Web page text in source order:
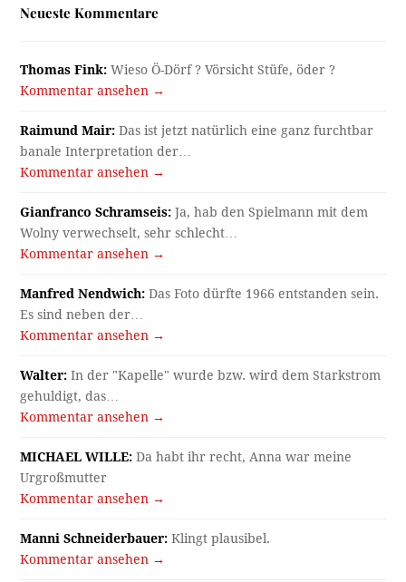
Neueste Kommentare
Thomas Fink: Wieso Ö-Dörf ? Vörsicht Stüfe, öder ?
Kommentar ansehen →
Raimund Mair: Das ist jetzt natürlich eine ganz furchtbar
banale Interpretation der…
Kommentar ansehen →
Gianfranco Schramseis: Ja, hab den Spielmann mit dem
Wolny verwechselt, sehr schlecht…
Kommentar ansehen →
Manfred Nendwich: Das Foto dürfte 1966 entstanden sein.
Es sind neben der…
Kommentar ansehen →
Walter: In der "Kapelle" wurde bzw. wird dem Starkstrom
gehuldigt, das…
Kommentar ansehen →
MICHAEL WILLE: Da habt ihr recht, Anna war meine
Urgroßmutter
Kommentar ansehen →
Manni Schneiderbauer: Klingt plausibel.
Kommentar ansehen →